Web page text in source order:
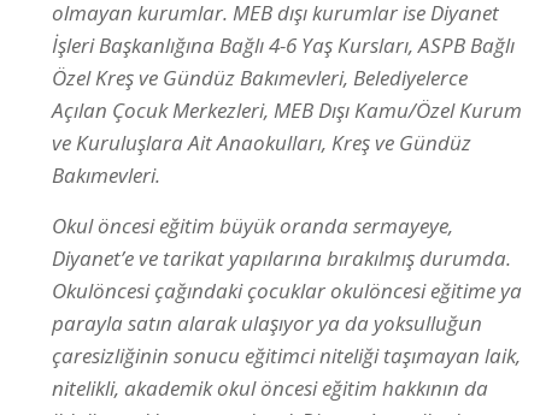
olmayan kurumlar. MEB dışı kurumlar ise Diyanet
İşleri Başkanlığına Bağlı 4-6 Yaş Kursları, ASPB Bağlı
Özel Kreş ve Gündüz Bakımevleri, Belediyelerce
Açılan Çocuk Merkezleri, MEB Dışı Kamu/Özel Kurum
ve Kuruluşlara Ait Anaokulları, Kreş ve Gündüz
Bakımevleri.
Okul öncesi eğitim büyük oranda sermayeye,
Diyanet’e ve tarikat yapılarına bırakılmış durumda.
Okulöncesi çağındaki çocuklar okulöncesi eğitime ya
parayla satın alarak ulaşıyor ya da yoksulluğun
çaresizliğinin sonucu eğitimci niteliği taşımayan laik,
nitelikli, akademik okul öncesi eğitim hakkının da